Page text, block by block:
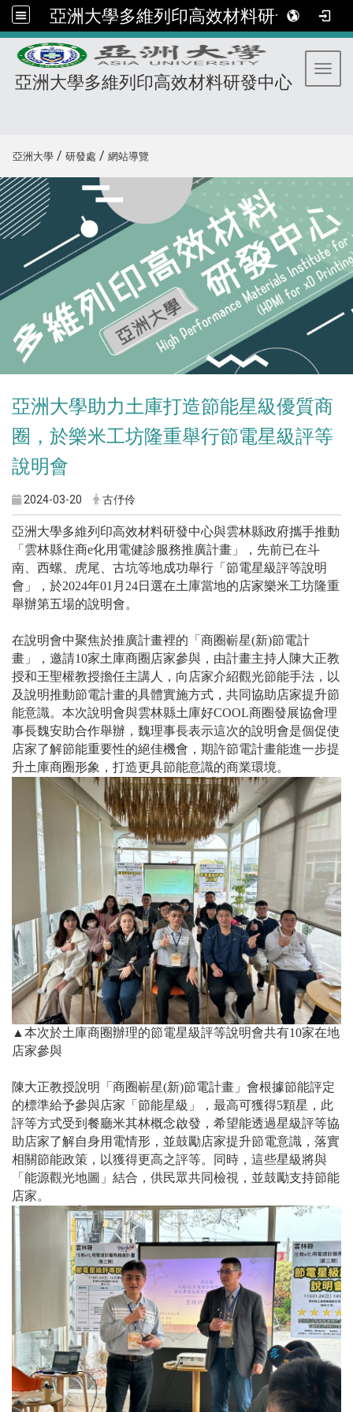
亞洲大學多維列印高效材料研發中心
亞洲大學多維列印高效材料研發中心
亞洲大學 / 研發處 / 網站導覽
亞洲大學助力土庫打造節能星級優質商
圈，於樂米工坊隆重舉行節電星級評等
說明會
2024-03-20 古伃伶
亞洲大學多維列印高效材料研發中心與雲林縣政府攜手推動
「雲林縣住商e化用電健診服務推廣計畫」，先前已在斗
南、西螺、虎尾、古坑等地成功舉行 「節電星級評等說明
會」，於2024年01 月 24日選在土庫當地的店家樂米工坊隆重
舉辦第五場的說明會。
在說明會中聚焦於推廣計畫裡的「商圈嶄星(新)節電計
畫」，邀請10家土庫商圈店家參與，由計畫主持人陳大正教
授和王聖權教授擔任主講人，向店家介紹觀光節能手法，以
及說明推動節電計畫的具體實施方式， 共同協助店家提升節
能意識。 本次說明會與雲林縣土庫好COOL商圈發展協會理
事長魏安助合作舉辦，魏理事長表示這次的說明會是個促使
店家了解節能重要性的絕佳機會，期許節電計畫能進一步提
升土庫商圈形象，打造更具節能意識的商業環境。
▲本次於土庫商圈辦理的節電星級評等說明會共有10家在地
店家參與
陳大正教授說明 「商圈嶄星(新)節電計畫」會根據節能評定
的標準給予參與店家「 節能星級」
，最高可獲得5顆星，此
評等方式受到 餐廳米其林概念啟發， 希望能透過星級評等協
助店家了解自身用電情形，並鼓勵店家提升節電意識，落實
相關節能政策，以獲得更高之評等。
同時，這些星級將與
「能源觀光地圖」結合，供民眾共同檢視，並鼓勵支持節能
店家。